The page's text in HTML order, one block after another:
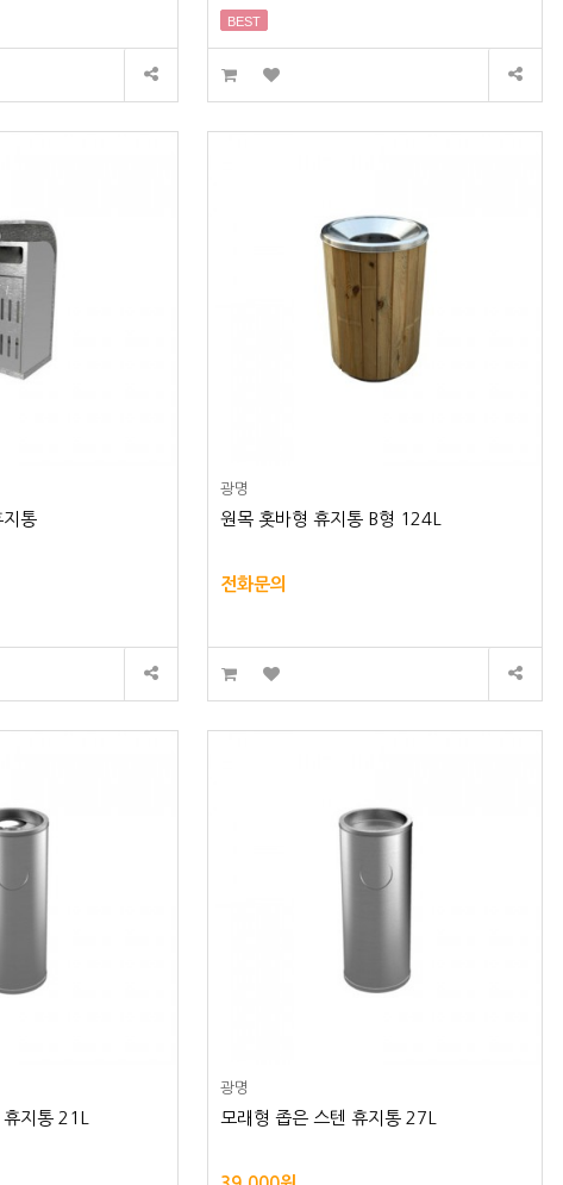
BEST
지통
광명
원목 홋바형 휴지통 B형 124L
전화문의
지통 21L
광명
모래형 좁은 스텐 휴지통 27L